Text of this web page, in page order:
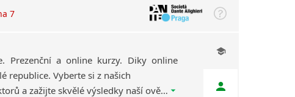
7
Prezenční a online kurzy. Diky online
republice. Vyberte si z našich
kvalifikovaných lektorů a zažijte skvělé výsledky naší ověřené výukové metody, díky které se naučíte jazyk efektivně, rychle a zábavnou formou.